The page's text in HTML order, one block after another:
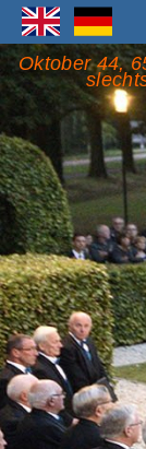
Oktober 44,